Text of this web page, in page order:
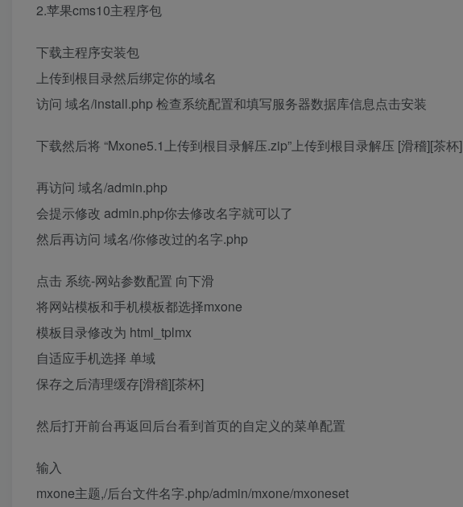
2.苹果cms10主程序包
下载主程序安装包
上传到根目录然后绑定你的域名
访问 域名/install.php 检查系统配置和填写服务器数据库信息点击安装
下载然后将 “Mxone5.1上传到根目录解压.zip”上传到根目录解压 [滑稽][茶杯]
再访问 域名/admin.php
会提示修改 admin.php你去修改名字就可以了
然后再访问 域名/你修改过的名字.php
点击 系统-网站参数配置 向下滑
将网站模板和手机模板都选择mxone
模板目录修改为 html_tplmx
自适应手机选择 单域
保存之后清理缓存[滑稽][茶杯]
然后打开前台再返回后台看到首页的自定义的菜单配置
输入
mxone主题,/后台文件名字.php/admin/mxone/mxoneset